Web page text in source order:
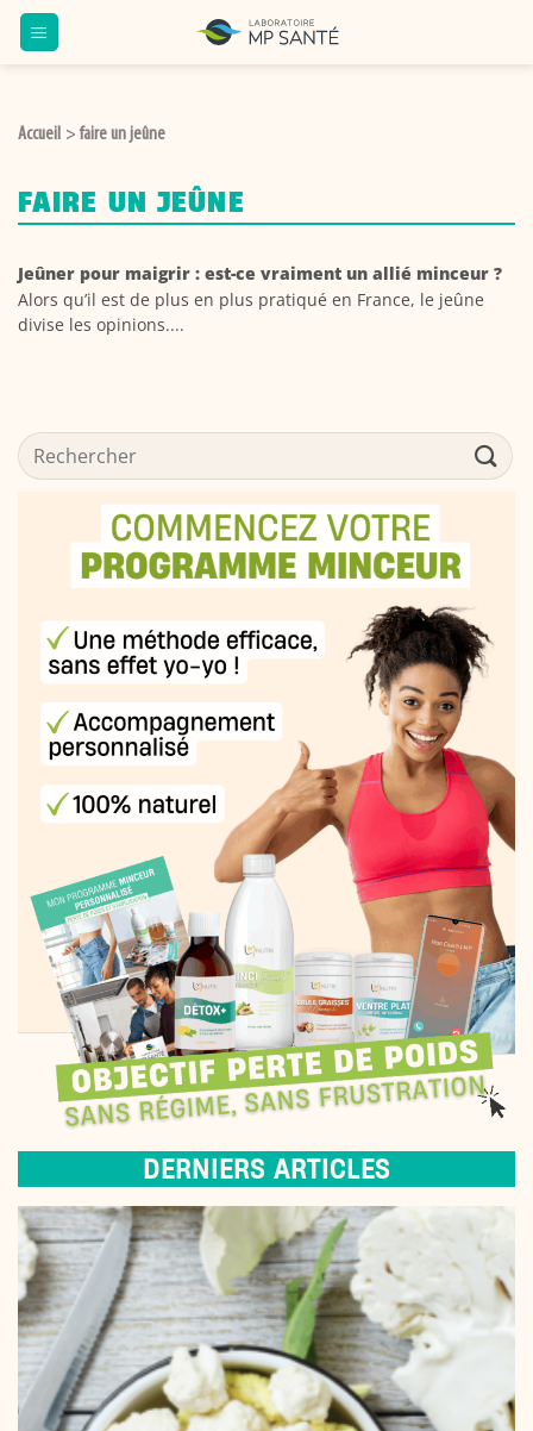
Passer
au
Accueil > faire un jeûne
FAIRE UN JEÛNE
Jeûner pour maigrir : est-ce vraiment un allié minceur ?
Alors qu’il est de plus en plus pratiqué en France, le jeûne
divise les opinions....
DERNIERS ARTICLES